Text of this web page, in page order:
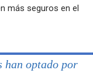
más seguros en el
han optado por